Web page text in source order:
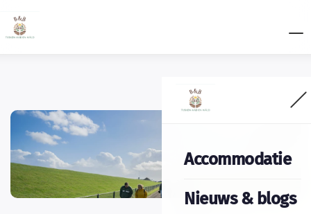
Accommodatie
Nieuws & blogs